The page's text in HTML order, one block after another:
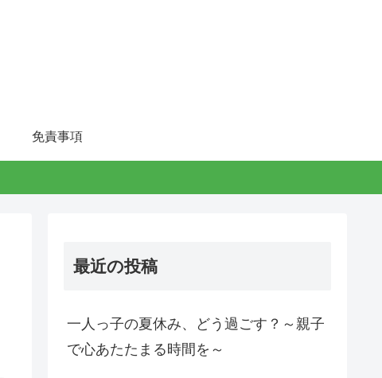
免責事項
最近の投稿
一人っ子の夏休み、どう過ごす？～親子
で心あたたまる時間を～